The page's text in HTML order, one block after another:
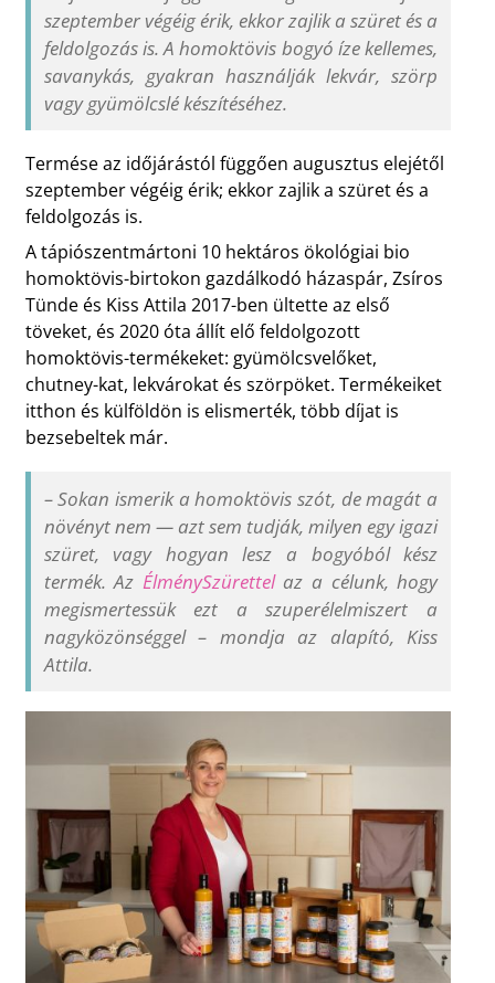
szeptember végéig érik, ekkor zajlik a szüret és a
feldolgozás is. A homoktövis bogyó íze kellemes,
savanykás, gyakran használják lekvár, szörp
vagy gyümölcslé készítéséhez.
Termése az időjárástól függően augusztus elejétől
szeptember végéig érik; ekkor zajlik a szüret és a
feldolgozás is.
A tápiószentmártoni 10 hektáros ökológiai bio
homoktövis-birtokon gazdálkodó házaspár, Zsíros
Tünde és Kiss Attila 2017-ben ültette az első
töveket, és 2020 óta állít elő feldolgozott
homoktövis-termékeket: gyümölcsvelőket,
chutney-kat, lekvárokat és szörpöket. Termékeiket
itthon és külföldön is elismerték, több díjat is
bezsebeltek már.
–Sokan ismerik a homoktövis szót, de magát a
növényt nem — azt sem tudják, milyen egy igazi
szüret, vagy hogyan lesz a bogyóból kész
termék. Az ÉlménySzürettelaz a célunk, hogy
megismertessük ezt a szuperélelmiszert a
nagyközönséggel– mondja az alapító, Kiss
Attila.